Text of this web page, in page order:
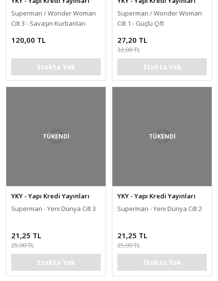
Superman / Wonder Woman
Cilt 3 - Savaşın Kurbanları
120,00 TL
Stokta Yok
Superman / Wonder Woman
Cilt 1 - Güçlü Çift
27,20 TL
32,00 TL
Stokta Yok
TÜKENDİ
YKY - Yapı Kredi Yayınları
Superman - Yeni Dünya Cilt 3
21,25 TL
25,00 TL
Stokta Yok
TÜKENDİ
YKY - Yapı Kredi Yayınları
Superman - Yeni Dünya Cilt 2
21,25 TL
25,00 TL
Stokta Yok